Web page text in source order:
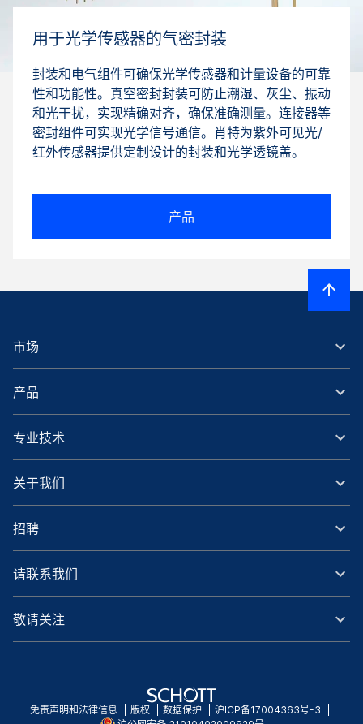
用于光学传感器的气密封装
封装和电气组件可确保光学传感器和计量设备的可靠
性和功能性。真空密封封装可防止潮湿、灰尘、振动
和光干扰，实现精确对齐，确保准确测量。连接器等
密封组件可实现光学信号通信。肖特为紫外可见光/
红外传感器提供定制设计的封装和光学透镜盖。
产品
市场
产品
专业技术
关于我们
招聘
请联系我们
敬请关注
免责声明和法律信息 版权 数据保护
沪ICP备17004363号-3